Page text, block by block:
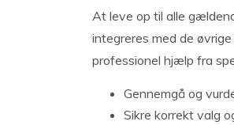
At leve op til alle
integreres med de
professionel hjælp fra
Gennemgå og
Sikre korrekt valg